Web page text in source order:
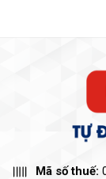
Mã số thuế: